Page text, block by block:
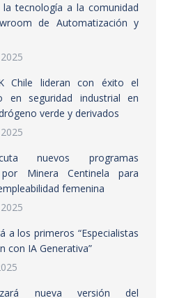
la tecnología a la comunidad
de Automatización y
Chile lideran con éxito el
en seguridad industrial en
verde y derivados
nuevos programas
por Minera Centinela para
femenina
a los primeros “Especialistas
con IA Generativa”
nueva versión del